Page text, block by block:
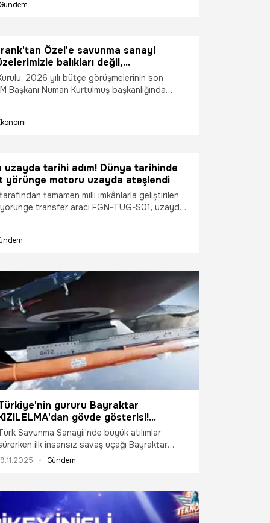
Gündem
Özel'e savunma sanayi
balıkları değil,
korkutuyoruz
2026 yılı bütçe görüşmelerinin son
Başkanı Numan Kurtulmuş başkanlığında
Vatan’ın sularında yüzdüren de, Kızılelma’yı,
ve MAM füzelerimizle, balıkları değil
korkutan kim? Biziz." ifadelerini kullandı.
uzayda tarihi adım! Dünya tarihinde
yörünge motoru uzayda ateşlendi
tamamen milli imkânlarla geliştirilen
transfer aracı FGN-TUG-S01, uzaydaki
dünyada bir ilke imza attı.
gururu Bayraktar
gövde gösterisi!
bir ilk...
Savunma Sanayii'nde büyük atılımlar
ilk insansız savaş uçağı Bayraktar
yeni gövde gösterisi niteliğinde
sahasında güç çarpanına
dönüştürecek milli donanım ve mühimmatlarla
Gündem